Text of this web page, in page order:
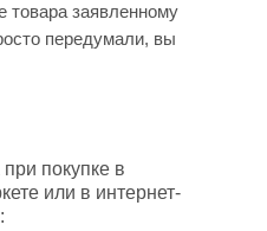
товара заявленному
передумали, вы
покупке в
или в интернет-